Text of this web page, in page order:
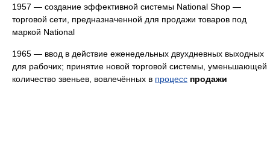
1957 — создание эффективной системы National Shop —
торговой сети, предназначенной для продажи товаров под
маркой National
1965 — ввод в действие еженедельных двухдневных выходных
для рабочих; принятие новой торговой системы, уменьшающей
количество звеньев, вовлечённых в процесс продажи